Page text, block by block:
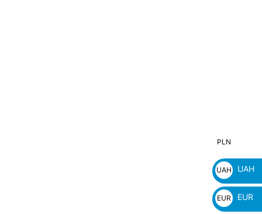
PLN
zł
UAH
₴
UAH
EUR
EUR